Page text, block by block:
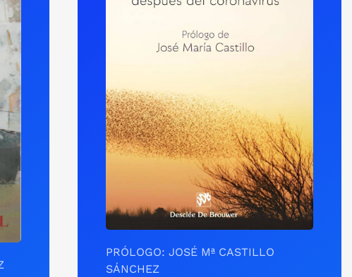
PRÓLOGO: JOSÉ Mª CASTILLO
SÁNCHEZ